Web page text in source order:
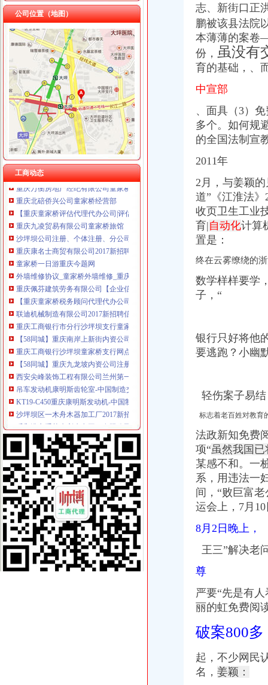
重庆戴盛贷款咨询有限公司
重庆翡誉商贸有限公司 渝南50万 （工商注册）
重庆慧风涂装材料有限公司 渝高10万 （工商注册）
重庆雷森堡网络科技有限公司 渝北10万 （工商注册）
重庆谦如福商贸有限公司 渝南3万 （公司转让）
重庆尊盟财务管理有限公司 渝北10万 （工商注册）
重庆安赐商贸有限公司 渝江10万 （工商注册）
重庆凯誉网络通信技术工程有限公司渝中分公司 （工商注册）
上海兆妩贸易有限公司重庆龙湖·北城天街分公司 （工商注册）
公司位置（地图）
工商动态
童家桥公司注销
童家桥一日游重庆今题网
金融街：公开发行2009年第一期公司券募集说明书-券频道-金融界
冷水江市锑讯工贸有限责任公司布溪印刷厂_黄页简介_地址电话-众网
租售转让|重庆|长寿区_凤凰资讯
铸铁排气管公司_铸铁排气管厂家_公司黄页-阿里巴巴
【重庆童家桥企业法人变更|企业名称变更|企业地址变更】-重庆赶集网
重庆万衡房地产经纪有限公司童家桥分公司_【信用信息_诉讼信息_财
顺丰速运重庆有限公司童家桥营业部联系方式_信用报告_工商信息-启
重庆永辉超市有限公司沙坪坝区童家桥分公司2017新招聘信息_电话
重庆万衡房地产经纪有限公司童家桥分公司联系方式_信用报告_工商信
重庆北碚侨兴公司童家桥经营部
【重庆童家桥评估代理代办公司|评估机构】-重庆赶集网
重庆九凌贸易有限公司童家桥旅馆
沙坪坝公司注册、个体注册、分公司注册、代理记账重庆公司注册今
重庆康名士商贸有限公司2017新招聘信息_电话_地址-58企业名录
童家桥一日游重庆今题网
外墙维修协议_童家桥外墙维修_重庆外墙清洗-爱喇叭网
重庆佩芬建筑劳务有限公司【企业信用,电话,地址,法人】_阿里
【重庆童家桥税务顾问代理代办公司|财务顾问|税务咨询】-重庆赶集网
联迪机械制造有限公司2017新招聘信息_电话_地址-58企业名录
重庆工商银行市分行沙坪坝支行童家桥分理处网点地址_客服电话_营业
【58同城】重庆南岸上新街内资公司注册服务_内资公司注册代理_内资
重庆工商银行沙坪坝童家桥支行网点地址_客服电话_营业时间查询-卡
【58同城】重庆九龙坡内资公司注册服务_内资公司注册代理_内资企业
西安尖峰装饰工程有限公司兰州第一分公司_工商信息_电话_地址_信用
吊车发动机康明斯齿轮室-中国制造交易网
KT19-C450重庆康明斯发动机-中国制造交易网
沙坪坝区一木舟木器加工厂2017新招聘信息_电话_地址-58企业名录
呼和浩市禹荣水利水电工程有限公司_黄页简介_地址电话-众网
：重庆燃气2017年半年度报告_重庆燃气（）_公告正文
重庆第六建筑工程公司景福装饰美园艺分公司_【电话地址_招聘信息_
重庆方击毙周克华_政经频道_财新网
重庆市沙坪坝区振兴家电维修部2017新招聘信息_电话_地址-58企
租售转让|重庆|长寿区_凤凰资讯
重庆君子泉酒类销售有限公司招聘主页-重庆招聘-重庆九博人才网
【重庆嘉和液化气有限责任公司劳动路服务部工商信息】-阿土伯工商
重庆观音桥装饰公司_儿童房装修设计-爱喇叭网
重庆童家桥周边咖啡馆设计、沙坪坝咖啡厅装修、重庆专业餐饮设计-
租售转让——凤凰网房产北京
永川县双石电石厂沙坪坝经营部
【童家桥旅行社,童家桥旅行社价格,童家桥旅行社信息】-重庆今题网
重庆金刚砂布厂日杂经营部
重庆市星火化工技术研究所_【电话地址_招聘信息_注册信息_信用信息
冷水江市锑讯工贸有限责任公司布溪印刷厂_黄页简介_地址电话-众网
华星创业：申万宏源证券承销保荐有限责任公司关于公司发行股份购买
重庆燃气：2017年半年度报告（2017-08-30）_重庆燃气（）
南京栖霞建设股份有限公司招股说明书摘要_栖霞建设（）_公
[公告]金融街（000402）公开发行2009年第一期公司券募集说明书-
金融街：公开发行2009年第一期公司券募集说明书-券频道-金融界
志、新街口正
鹏被该县法院
本薄薄的案卷
份， 虽没有
育的基础，、
中宣部
、面具（3）
多个。 如何规
的全国法制宣
2011年
2月， 与姜颖
道”《江淮法
收页卫生工业
育|自动化计算
置是：
终在云雾缭绕的
数学样样要学
子，“
银行只好将他
要逃跑？小幽
轻伤案子易
标志着老百姓对教育
法政新知免费
项“虽然我国
某感不和。一
系，用违法一
间，“败巨富
运会上，7月
8月2日晚上，
王三”解决老
尊
严要“先是有
丽的虹免费阅
破案800多
起，不少网民
名， 姜颖：